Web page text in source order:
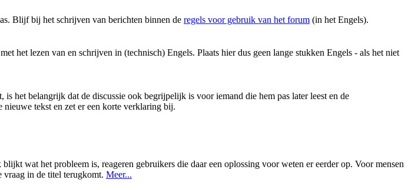
Blijf bij het schrijven van berichten binnen de regels voor gebruik van het forum (in het Engels).
het lezen van en schrijven in (technisch) Engels. Plaats hier dus geen lange stukken Engels - als het niet
het belangrijk dat de discussie ook begrijpelijk is voor iemand die hem pas later leest en de
tekst en zet er een korte verklaring bij.
wat het probleem is, reageren gebruikers die daar een oplossing voor weten er eerder op. Voor mensen
vraag in de titel terugkomt. Meer...